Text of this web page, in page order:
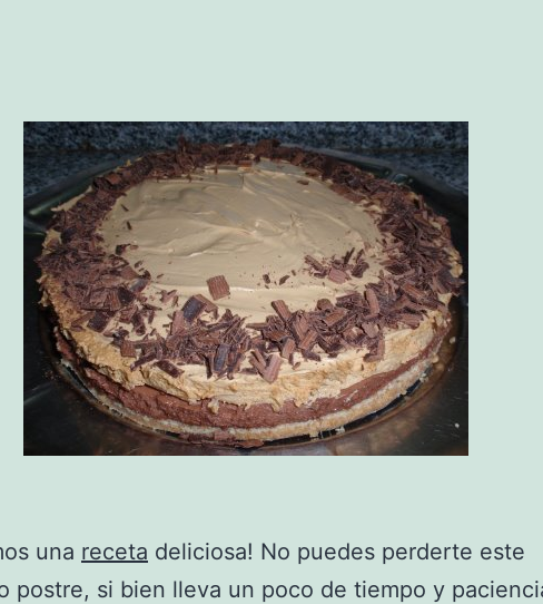
una receta deliciosa! No puedes perderte este
postre, si bien lleva un poco de tiempo y